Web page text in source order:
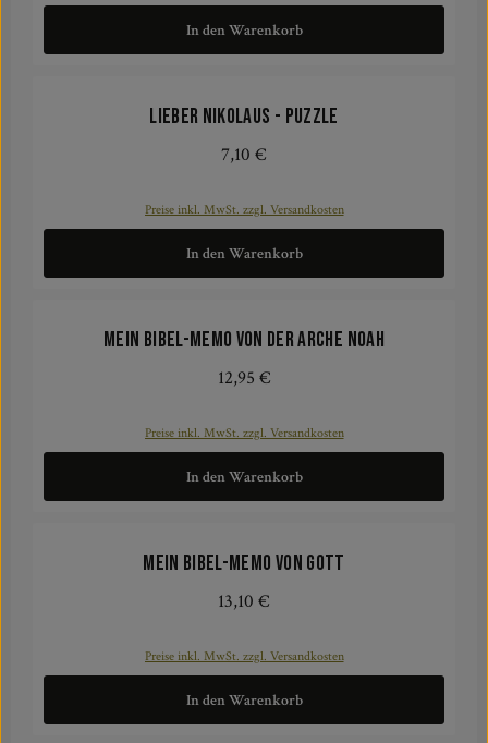
In den Warenkorb
Lieber Nikolaus - Puzzle
Regulärer Preis:
7,10 €
Preise inkl. MwSt. zzgl. Versandkosten
In den Warenkorb
Mein Bibel-Memo von der Arche Noah
Regulärer Preis:
12,95 €
Preise inkl. MwSt. zzgl. Versandkosten
In den Warenkorb
Mein Bibel-Memo von Gott
Regulärer Preis:
13,10 €
Preise inkl. MwSt. zzgl. Versandkosten
In den Warenkorb